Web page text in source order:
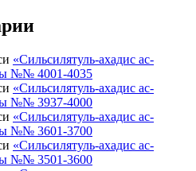
«Сильсилятуль-ахадис ас-
№№ 4001-4035
«Сильсилятуль-ахадис ас-
№№ 3937-4000
«Сильсилятуль-ахадис ас-
№№ 3601-3700
«Сильсилятуль-ахадис ас-
№№ 3501-3600